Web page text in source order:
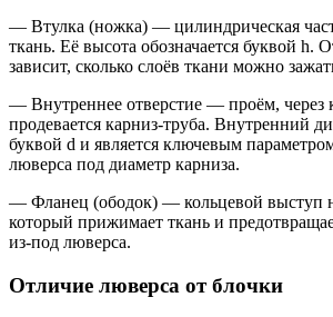
— Втулка (ножка) — цилиндрическая
ткань. Её высота обозначается буквой h.
зависит, сколько слоёв ткани можно
— Внутреннее отверстие — проём, через
продевается карниз-труба. Внутренний
буквой d и является ключевым
люверса под диаметр карниза.
— Фланец (ободок) — кольцевой выступ
который прижимает ткань и
из-под люверса.
Отличие люверса от блочки